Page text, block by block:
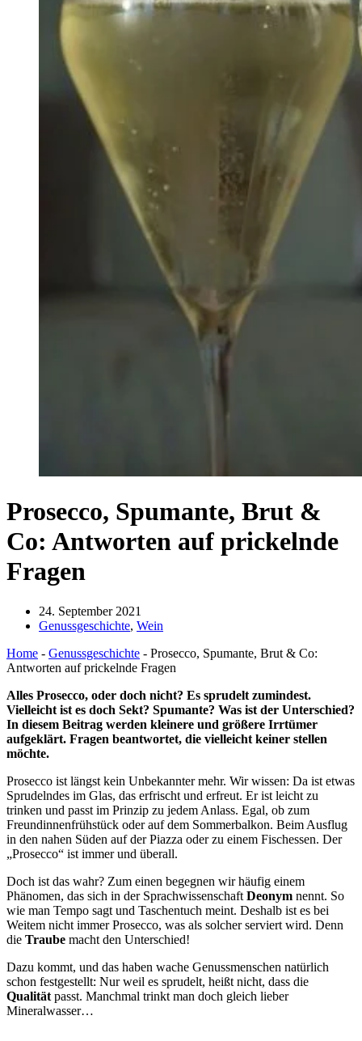
Prosecco, Spumante, Brut &
Co: Antworten auf prickelnde
Fragen
24. September 2021
Genussgeschichte, Wein
Home - Genussgeschichte - Prosecco, Spumante, Brut & Co:
Antworten auf prickelnde Fragen
Alles Prosecco, oder doch nicht? Es sprudelt zumindest.
Vielleicht ist es doch Sekt? Spumante? Was ist der Unterschied?
In diesem Beitrag werden kleinere und größere Irrtümer
aufgeklärt. Fragen beantwortet, die vielleicht keiner stellen
möchte.
Prosecco ist längst kein Unbekannter mehr. Wir wissen: Da ist etwas
Sprudelndes im Glas, das erfrischt und erfreut. Er ist leicht zu
trinken und passt im Prinzip zu jedem Anlass. Egal, ob zum
Freundinnenfrühstück oder auf dem Sommerbalkon. Beim Ausflug
in den nahen Süden auf der Piazza oder zu einem Fischessen. Der
„Prosecco“ ist immer und überall.
Doch ist das wahr? Zum einen begegnen wir häufig einem
Phänomen, das sich in der Sprachwissenschaft Deonym nennt. So
wie man Tempo sagt und Taschentuch meint. Deshalb ist es bei
Weitem nicht immer Prosecco, was als solcher serviert wird. Denn
die Traube macht den Unterschied!
Dazu kommt, und das haben wache Genussmenschen natürlich
schon festgestellt: Nur weil es sprudelt, heißt nicht, dass die
Qualität passt. Manchmal trinkt man doch gleich lieber
Mineralwasser…